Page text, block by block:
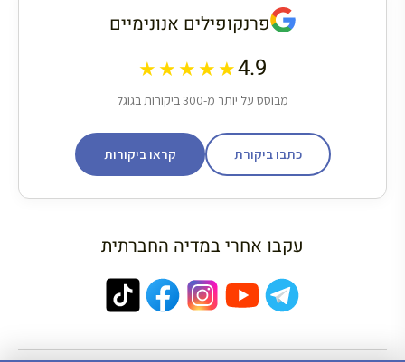
פרנקופילים אנונימיים
4.9
★★★★★
מבוסס על יותר מ-300 ביקורות בגוגל
כתבו ביקורת קראו ביקורות
עקבו אחרי במדיה החברתית